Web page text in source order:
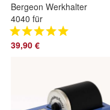
Bergeon Werkhalter
4040 für
Armbanduhrwerke
Ø 20-43mm
39,90 €